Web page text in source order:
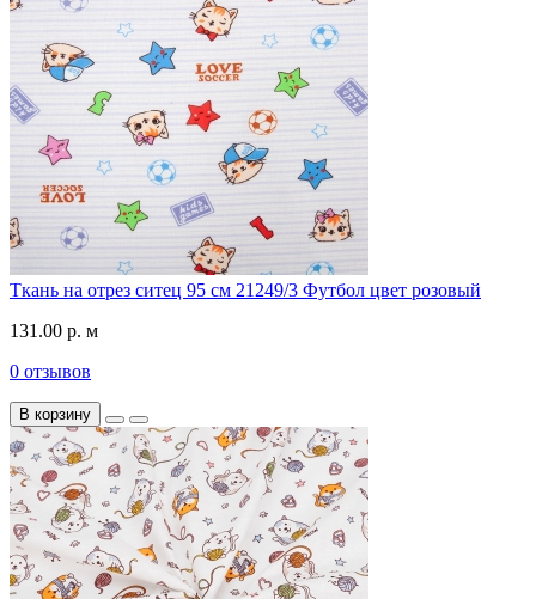
Ткань на отрез ситец 95 см 21249/3 Футбол цвет розовый
131.00 р. м
0 отзывов
В корзину